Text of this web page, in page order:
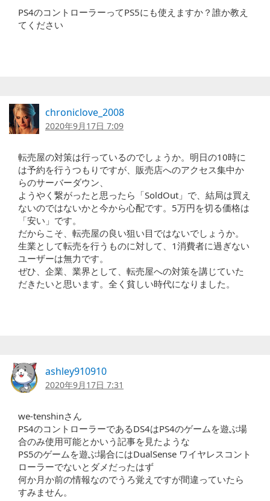
PS4のコントローラーってPS5にも使えますか？誰か教え
てください
chroniclove_2008
2020年9月17日 7:09
転売屋の対策は行っているのでしょうか。明日の10時に
は予約を行うつもりですが、販売店へのアクセス集中か
らのサーバーダウン、
ようやく繋がったと思ったら「SoldOut」で、結局は買え
ないのではないかと今から心配です。5万円を切る価格は
「安い」です。
だからこそ、転売屋の良い狙い目ではないでしょうか。
生業として転売を行うものに対して、1消費者に過ぎない
ユーザーは無力です。
ぜひ、企業、業界として、転売屋への対策を講じていた
だきたいと思います。全く貧しい時代になりました。
ashley910910
2020年9月17日 7:31
we-tenshinさん
PS4のコントローラーであるDS4はPS4のゲームを遊ぶ場
合のみ使用可能とかいう記事を見たような
PS5のゲームを遊ぶ場合にはDualSense ワイヤレスコント
ローラーでないとダメだったはず
何か月か前の情報なのでうろ覚えですが間違っていたら
すみません。